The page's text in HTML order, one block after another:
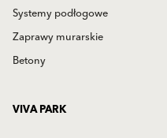
Systemy podłogowe
Zaprawy murarskie
Betony
VIVA PARK